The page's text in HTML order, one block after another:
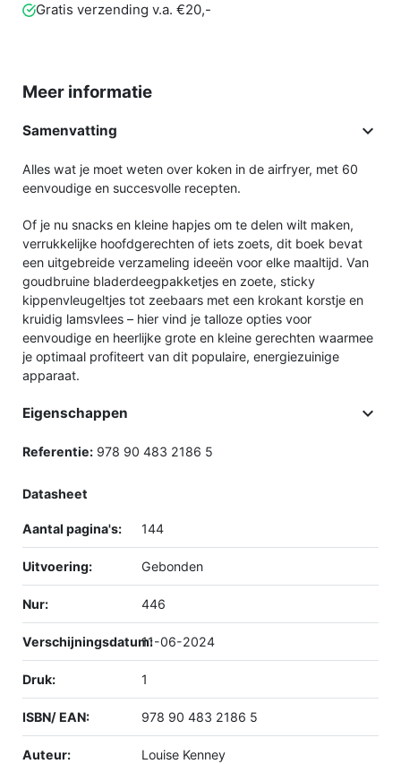
Gratis verzending v.a. €20,-
Meer informatie
Samenvatting 
Alles wat je moet weten over koken in de airfryer, met 60
eenvoudige en succesvolle recepten.
Of je nu snacks en kleine hapjes om te delen wilt maken,
verrukkelijke hoofdgerechten of iets zoets, dit boek bevat
een uitgebreide verzameling ideeën voor elke maaltijd. Van
goudbruine bladerdeegpakketjes en zoete, sticky
kippenvleugeltjes tot zeebaars met een krokant korstje en
kruidig lamsvlees – hier vind je talloze opties voor
eenvoudige en heerlijke grote en kleine gerechten waarmee
je optimaal profiteert van dit populaire, energiezuinige
apparaat.
Eigenschappen 
Referentie: 978 90 483 2186 5
Datasheet
Aantal pagina's: 144
Uitvoering: Gebonden
Nur: 446
Verschijningsdatum:11-06-2024
Druk: 1
ISBN/ EAN: 978 90 483 2186 5
Auteur: Louise Kenney